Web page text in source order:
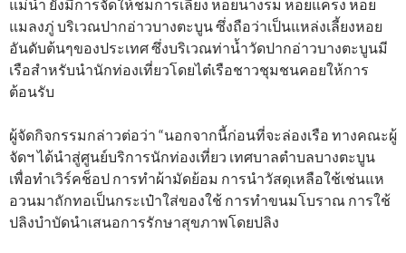
แม่น้ำ ยังมีการจัดให้ชมการเลี้ยง หอยนางรม หอยแครง หอย
แมลงภู่ บริเวณปากอ่าวบางตะบูน ซึ่งถือว่าเป็นแหล่งเลี้ยงหอย
อันดับต้นๆของประเทศ ซึ่งบริเวณท่าน้ำวัดปากอ่าวบางตะบูนมี
เรือสำหรับนำนักท่องเที่ยวโดยไต๋เรือชาวชุมชนคอยให้การ
ต้อนรับ
ผู้จัดกิจกรรมกล่าวต่อว่า “นอกจากนี้ก่อนที่จะล่องเรือ ทางคณะผู้
จัดฯ ได้นำสู่ศูนย์บริการนักท่องเที่ยว เทศบาลตำบลบางตะบูน
เพื่อทำเวิร์คช็อป การทำผ้ามัดย้อม การนำวัสดุเหลือใช้เช่นแห
อวนมาถักทอเป็นกระเป๋าใส่ของใช้ การทำขนมโบราณ การใช้
ปลิงบำบัดนำเสนอการรักษาสุขภาพโดยปลิง